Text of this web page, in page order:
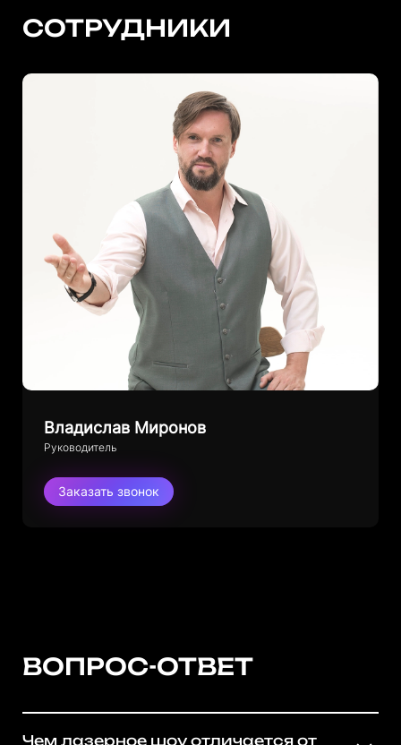
СОТРУДНИКИ
Владислав Миронов
Руководитель
Заказать звонок
ВОПРОС-ОТВЕТ
Чем лазерное шоу отличается от